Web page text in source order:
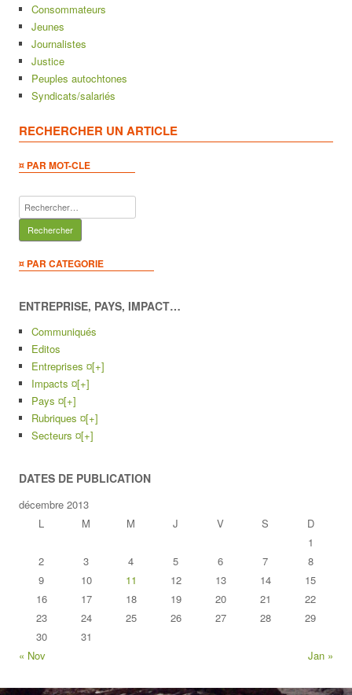
Consommateurs
Jeunes
Journalistes
Justice
Peuples autochtones
Syndicats/salariés
RECHERCHER UN ARTICLE
¤ PAR MOT-CLE
Rechercher :
¤ PAR CATEGORIE
ENTREPRISE, PAYS, IMPACT…
Communiqués
Editos
Entreprises ¤[+]
Impacts ¤[+]
Pays ¤[+]
Rubriques ¤[+]
Secteurs ¤[+]
DATES DE PUBLICATION
décembre 2013
L
M M J V S
D
1
2
3 4 5 6 7
8
9
10 11 12 13 14
15
16
17 18 19 20 21
22
23
24 25 26 27 28
29
30
31
« Nov
Jan »